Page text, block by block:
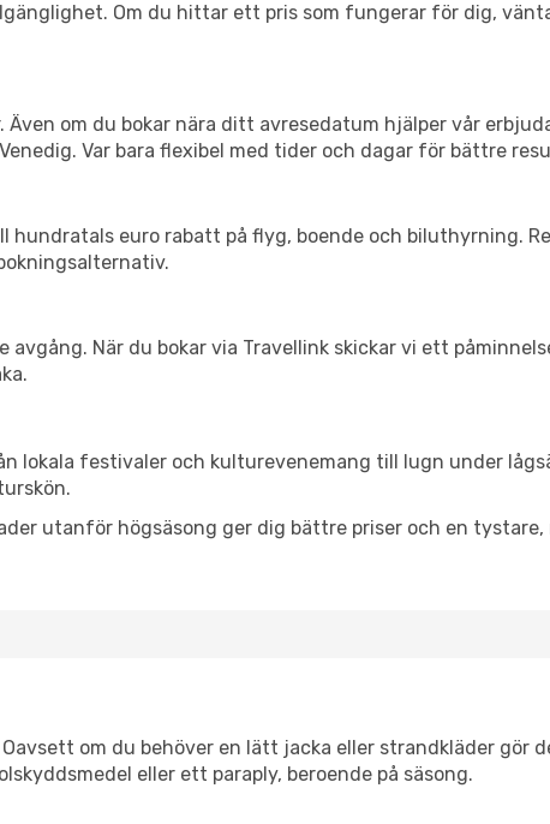
Om du hittar ett pris som fungerar för dig,
om du bokar nära ditt avresedatum hjälper vår
Var bara flexibel med tider och dagar för bättre
hundratals euro rabatt på flyg, boende och biluthyrning.
När du bokar via Travellink skickar vi ett
lokala festivaler och kulturevenemang till lugn under
utanför högsäsong ger dig bättre priser och en tystare,
om du behöver en lätt jacka eller strandkläder gör
eller ett paraply, beroende på säsong.